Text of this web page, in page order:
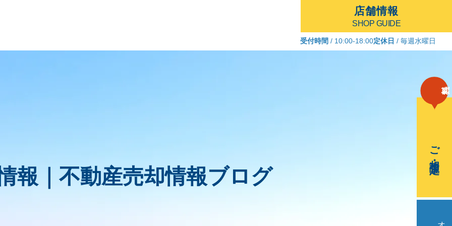
店舗情報
SHOP GUIDE
受付時間 / 10:00-18:00定休日 / 毎週水曜日
ご相談・査定
報｜不動産売却情報ブログ